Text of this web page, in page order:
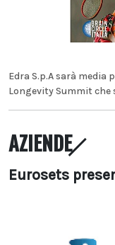
Edra S.p.A sarà media
Longevity Summit che
AZIENDE
Eurosets